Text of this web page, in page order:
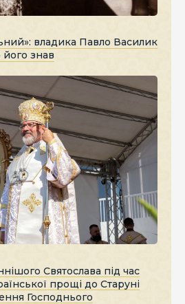
владика Павло Василик
його знав
Святослава під час
прощі до Старуні
Господнього